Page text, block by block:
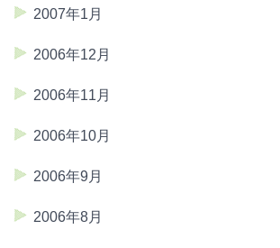
2007年1月
2006年12月
2006年11月
2006年10月
2006年9月
2006年8月